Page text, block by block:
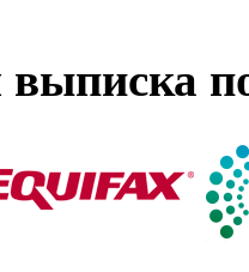
выписка